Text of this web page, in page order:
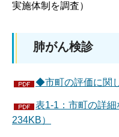
実施体制を調査）
肺がん検診
◆市町の評価に関
表1-1：市町の詳細
234KB）